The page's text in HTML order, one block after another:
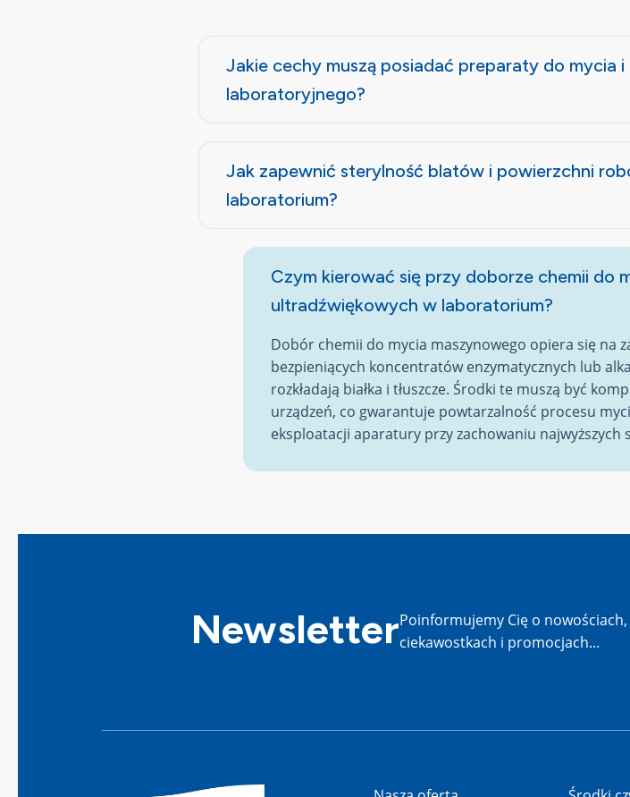
Jakie cechy muszą posiadać preparaty do mycia i
laboratoryjnego?
Jak zapewnić sterylność blatów i powierzchni
laboratorium?
Czym kierować się przy doborze chemii do
ultradźwiękowych w laboratorium?
Dobór chemii do mycia maszynowego opiera się na
bezpieniących koncentratów enzymatycznych lub
rozkładają białka i tłuszcze. Środki te muszą być
urządzeń, co gwarantuje powtarzalność procesu
eksploatacji aparatury przy zachowaniu najwyższych
NewsletterPoinformujemy Cię o nowościach,
ciekawostkach i promocjach...